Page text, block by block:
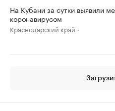
На Кубани за сутки выявили
коронавирусом
Краснодарский край